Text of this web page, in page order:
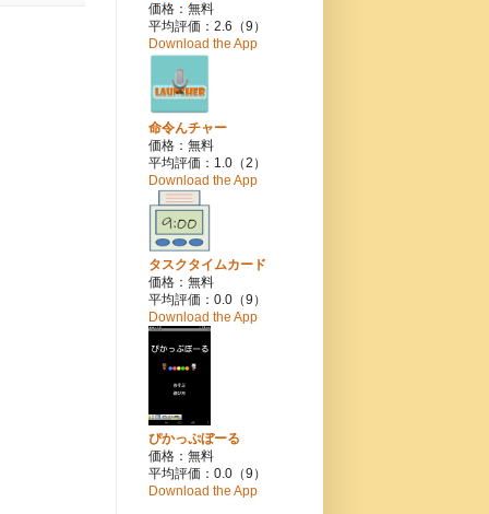
価格：無料
平均評価：2.6（9）
Download the App
命令んチャー
価格：無料
平均評価：1.0（2）
Download the App
タスクタイムカード
価格：無料
平均評価：0.0（9）
Download the App
ぴかっぷぼーる
価格：無料
平均評価：0.0（9）
Download the App